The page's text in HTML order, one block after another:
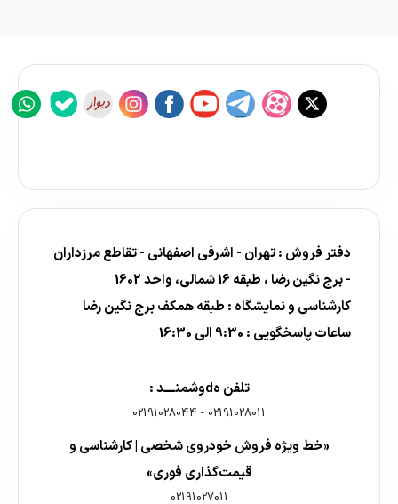
دفتر فروش : تهران - اشرفی اصفهانی - تقاطع مرزداران
- برج نگین رضا ، طبقه 16 شمالی، واحد 1602
کارشناسی و نمایشگاه : طبقه همکف برج نگین رضا
ساعات پاسخگویی : 9:30 الی 16:30
تلفن هdوشمنــــد :
02191028011
-
02191028044
«خط ویژه فروش خودروی شخصی | کارشناسی و
قیمت‌گذاری فوری»
02191027011